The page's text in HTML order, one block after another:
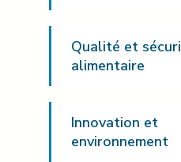
Qualité et
alimentaire
Innovation et
environnement